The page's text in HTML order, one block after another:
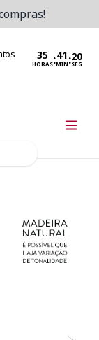
HORAS:MIN:SEG